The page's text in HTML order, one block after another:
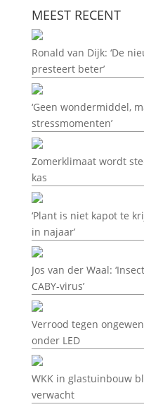
MEEST RECENT
Ronald van Dijk: ‘De
presteert beter’
‘Geen wondermiddel,
stressmomenten’
Zomerklimaat wordt
kas
‘Plant is niet kapot te
in najaar’
Jos van der Waal:
CABY-virus’
Verrood tegen
onder LED
WKK in glastuinbouw
verwacht